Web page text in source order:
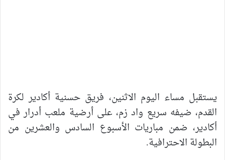
يستقبل مساء اليوم الاثنين، فريق حسنية أكادير لكرة
القدم، ضيفه سريع واد زم، على أرضية ملعب أدرار في
أكادير، ضمن مباريات الأسبوع السادس والعشرين من
البطولة الاحترافية.